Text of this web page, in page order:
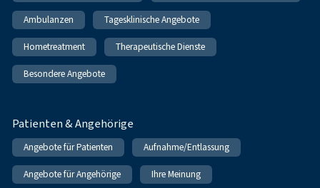
Ambulanzen Tagesklinische Angebote
Hometreatment Therapeutische Dienste
Besondere Angebote
Patienten & Angehörige
Angebote für Patienten Aufnahme/Entlassung
Angebote für Angehörige Ihre Meinung